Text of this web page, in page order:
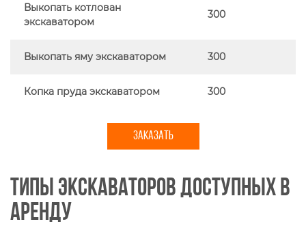
Выкопать котлован
экскаватором
300
Выкопать яму экскаватором 300
Копка пруда экскаватором 300
ЗАКАЗАТЬ
Типы экскаваторов доступных в
аренду